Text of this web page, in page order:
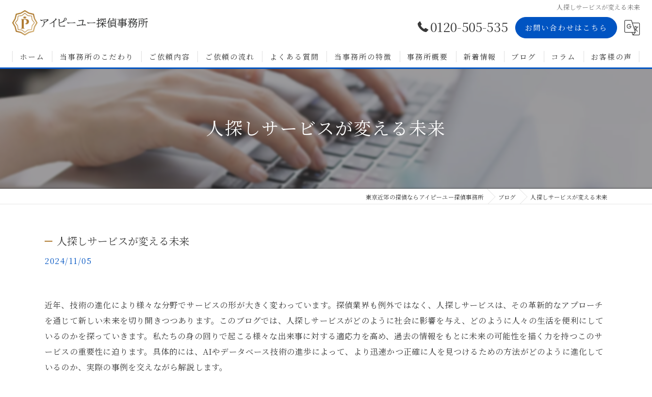
人探しサービスが変える未来
0120-505-535 お問い合わせはこちら
ホーム 当事務所のこだわり ご依頼内容
浮気調査について
婚前調査について
素行・行動調査について
人探しについて
ご依頼の流れ よくある質問 当事務所の特徴
浮気調査
婚前調査
人探し
素行調査
無料相談
事務所概要 新着情報 ブログ コラム お客様の声
人探しサービスが変える未来
東京近郊の探偵ならアイピーユー探偵事務所 ブログ 人探しサービスが変える未来
人探しサービスが変える未来
2024/11/05
近年、技術の進化により様々な分野でサービスの形が大きく変わっています。探偵業界も例外ではなく、人探しサービスは、その革新的なアプローチ
を通じて新しい未来を切り開きつつあります。このブログでは、人探しサービスがどのように社会に影響を与え、どのように人々の生活を便利にして
いるのかを探っていきます。私たちの身の回りで起こる様々な出来事に対する適応力を高め、過去の情報をもとに未来の可能性を描く力を持つこのサ
ービスの重要性に迫ります。具体的には、AIやデータベース技術の進歩によって、より迅速かつ正確に人を見つけるための方法がどのように進化して
いるのか、実際の事例を交えながら解説します。